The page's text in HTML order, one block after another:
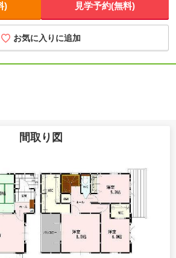
) 見学予約(無料)
お気に入りに追加
間取り図